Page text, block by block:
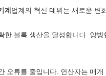
계 업계의 혁신 데뷔는 새로운 변
블록 생산을 달성합니다. 양
오류를 줄입니다. 연산자는 매